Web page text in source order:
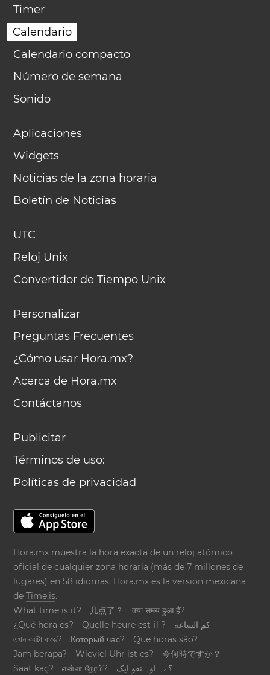
Timer
Calendario
Calendario compacto
Número de semana
Sonido
Aplicaciones
Widgets
Noticias de la zona horaria
Boletín de Noticias
UTC
Reloj Unix
Convertidor de Tiempo Unix
Personalizar
Preguntas Frecuentes
¿Cómo usar Hora.mx?
Acerca de Hora.mx
Contáctanos
Publicitar
Términos de uso:
Políticas de privacidad
Hora.mx muestra la hora exacta de un reloj atómico
oficial de cualquier zona horaria (más de 7 millones de
lugares) en 58 idiomas. Hora.mx es la versión mexicana
deTime.is.
What time is it?
几点了？
क्या समय हुआ है?
¿Qué hora es?
Quelle heure est-il ?
كم الساعة
এখন কয়টা বাজে?
Который час?
Que horas são?
Jam berapa?
Wieviel Uhr ist es?
今何時ですか？
Saat kaç?
என்ன நேரம்?
؟ےہ اوہ تقو ایک